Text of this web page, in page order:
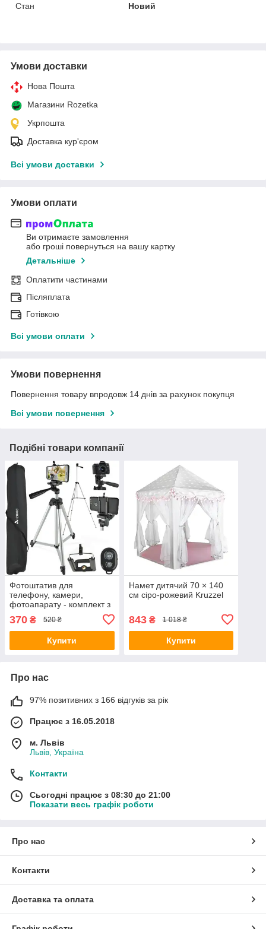
Стан
Новий
Умови доставки
Нова Пошта
Магазини Rozetka
Укрпошта
Доставка кур'єром
Всі умови доставки
Умови оплати
Ви отримаєте замовлення
або гроші повернуться на вашу картку
Детальніше
Оплатити частинами
Післяплата
Готівкою
Всі умови оплати
Умови повернення
Повернення товару впродовж 14 днів за рахунок покупця
Всі умови повернення
Подібні товари компанії
Фотоштатив для
телефону, камери,
фотоапарату - комплект з
370 ₴ 520 ₴
Купити
Намет дитячий 70 × 140
см сіро-рожевий Kruzzel
843₴ 1 018 ₴
Купити
Про нас
97% позитивних з 166 відгуків за рік
Працює з 16.05.2018
м. Львів
Львів, Україна
Контакти
Сьогодні працює з 08:30 до 21:00
Показати весь графік роботи
Про нас
Контакти
Доставка та оплата